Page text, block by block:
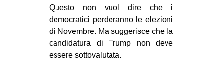
Questo non vuol dire che i
democratici perderanno le elezioni
di Novembre. Ma suggerisce che la
candidatura di Trump non deve
essere sottovalutata.